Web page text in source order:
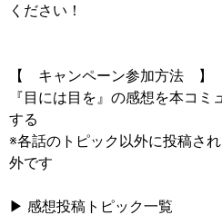
ください！
【 キャンペーン参加方法 】
『目には目を』の感想を本コ
する
※各話のトピック以外に投稿さ
外です
▶ 感想投稿トピック一覧